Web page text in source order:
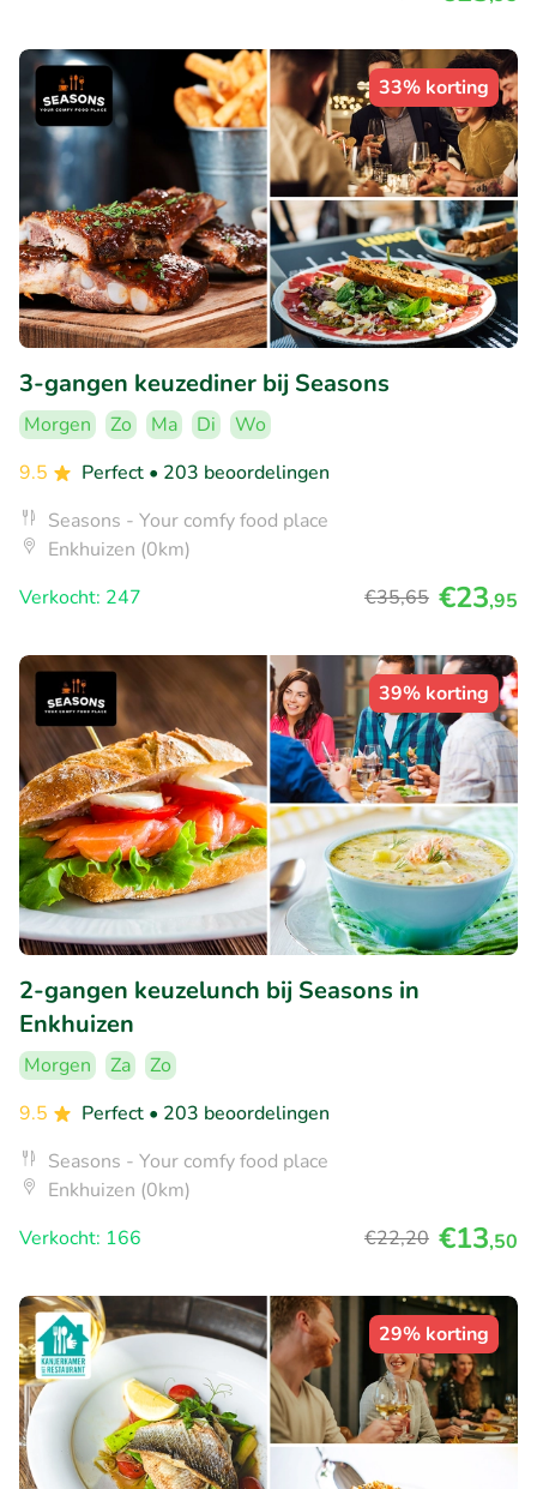
33% korting
3-gangen keuzediner bij Seasons
Morgen Zo Ma Di
Wo
9.5
Perfect • 203 beoordelingen
Seasons - Your comfy food place
Enkhuizen (0km)
Verkocht: 247
€35,65 €23,95
39% korting
2-gangen keuzelunch bij Seasons in
Enkhuizen
Morgen Za
Zo
9.5
Perfect • 203 beoordelingen
Seasons - Your comfy food place
Enkhuizen (0km)
Verkocht: 166
€22,20 €13,50
29% korting